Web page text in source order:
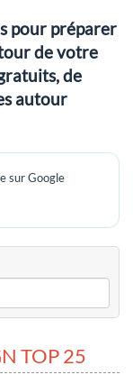
pour préparer
de votre
de
autour
sur Google
TOP 25